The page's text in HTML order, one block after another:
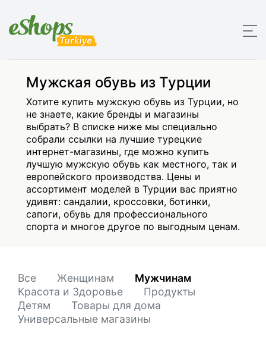
Мужская обувь из Турции
Хотите купить мужскую обувь из Турции, но
не знаете, какие бренды и магазины
выбрать? В списке ниже мы специально
собрали ссылки на лучшие турецкие
интернет-магазины, где можно купить
лучшую мужскую обувь как местного, так и
европейского производства. Цены и
ассортимент моделей в Турции вас приятно
удивят: сандалии, кроссовки, ботинки,
сапоги, обувь для профессионального
спорта и многое другое по выгодным ценам.
Все Женщинам
Мужчинам
Красота и Здоровье
Продукты
Детям
Товары для дома
Универсальные магазины